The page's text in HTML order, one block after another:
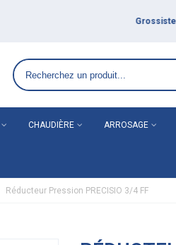
CHAUDIÈRE ARROSAGE
Réducteur Pression PRECISIO 3/4 FF